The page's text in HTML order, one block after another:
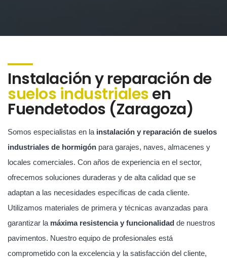
Instalación y reparación de
suelos industrialesen
Fuendetodos (Zaragoza)
Somos especialistas en la instalación y reparación de suelos
industriales de hormigón para garajes, naves, almacenes y
locales comerciales. Con años de experiencia en el sector,
ofrecemos soluciones duraderas y de alta calidad que se
adaptan a las necesidades específicas de cada cliente.
Utilizamos materiales de primera y técnicas avanzadas para
garantizar la máxima resistencia y funcionalidad de nuestros
pavimentos. Nuestro equipo de profesionales está
comprometido con la excelencia y la satisfacción del cliente,